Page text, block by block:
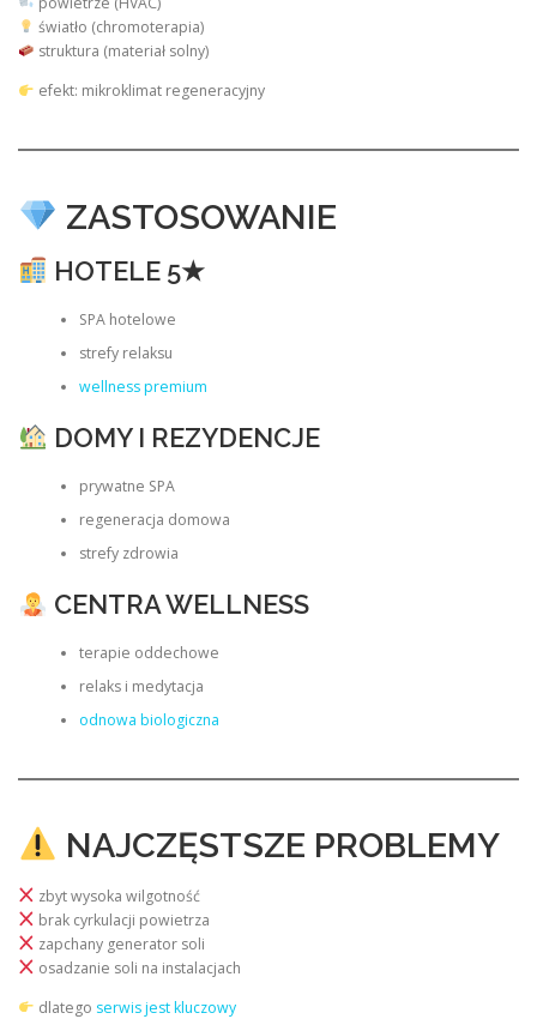
światło (chromoterapia)
struktura (materiał solny)
efekt: mikroklimat regeneracyjny
ZASTOSOWANIE
HOTELE 5★
SPA hotelowe
strefy relaksu
wellness premium
DOMY I REZYDENCJE
prywatne SPA
regeneracja domowa
strefy zdrowia
CENTRA WELLNESS
terapie oddechowe
relaks i medytacja
odnowa biologiczna
NAJCZĘSTSZE PROBLEMY
zbyt wysoka wilgotność
brak cyrkulacji powietrza
zapchany generator soli
osadzanie soli na instalacjach
dlatego serwis jest kluczowy